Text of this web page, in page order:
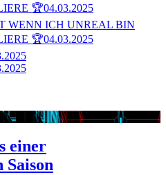
🏆04.03.2025
WENN ICH UNREAL BIN
🏆04.03.2025
einer
Saison